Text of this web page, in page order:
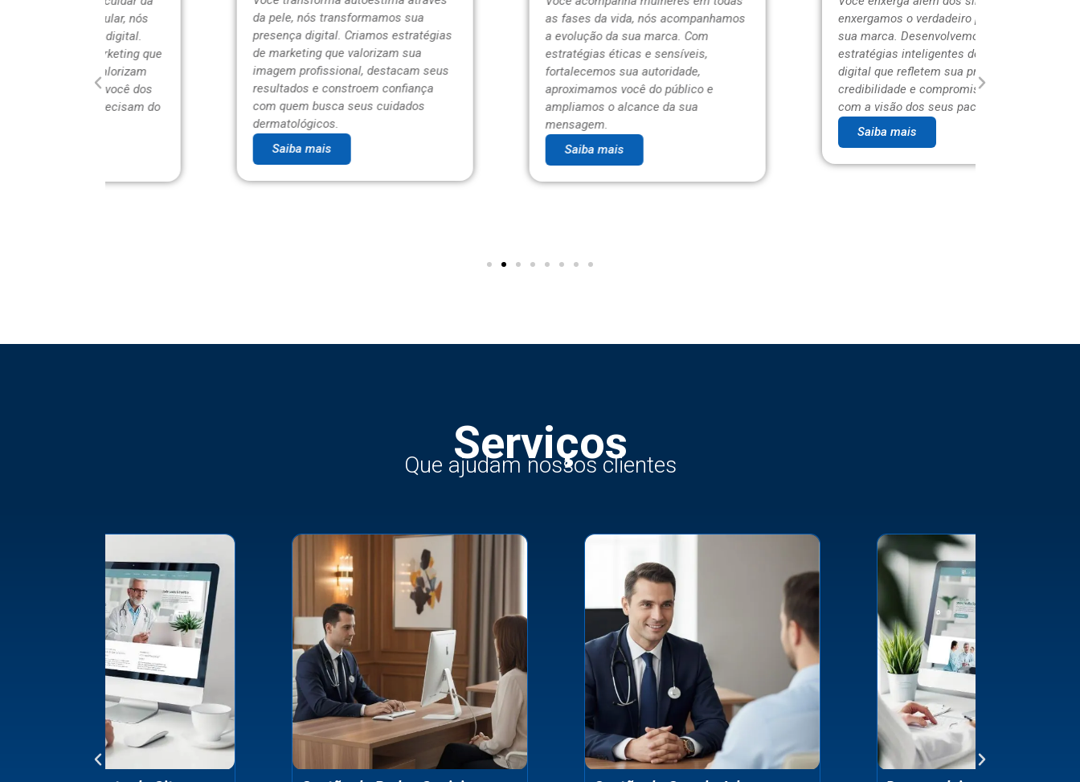
da pele, nós transformamos sua
presença digital. Criamos estratégias
de marketing que valorizam sua
imagem profissional, destacam seus
resultados e constroem confiança
com quem busca seus cuidados
as fases da vida, nós acompanhamos
a evolução da sua marca. Com
estratégias éticas e sensíveis,
fortalecemos sua autoridade,
aproximamos você do público e
ampliamos o alcance da sua
enxergamos o verdadeiro potencial da
sua marca. Desenvolvemos
estratégias inteligentes de marketing
digital que refletem sua precisão,
credibilidade e compromisso genuíno
com a visão dos seus pacientes.
Serviços
Que ajudam nossos clientes